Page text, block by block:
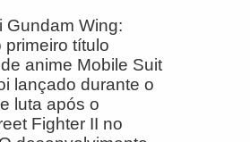
Wing:
primeiro título
anime Mobile Suit
lançado durante o
luta após o
Fighter II no